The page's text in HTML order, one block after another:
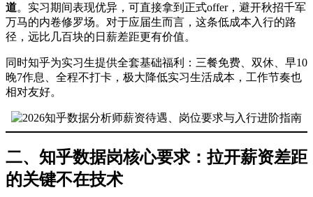
道。实习期间表现优异，可直接拿到正式offer，避开秋招千军
万马的内卷修罗场。对于应届生而言，这条低成本入行的路
径，远比几百块的日薪差距更有价值。
同时知乎为实习生提供全套基础福利：三餐免费、双休、早10
晚7作息、全程不打卡，极大降低实习生活成本，工作节奏也
相对友好。
二、知乎数据岗核心要求：拉开薪资差距
的关键不在技术